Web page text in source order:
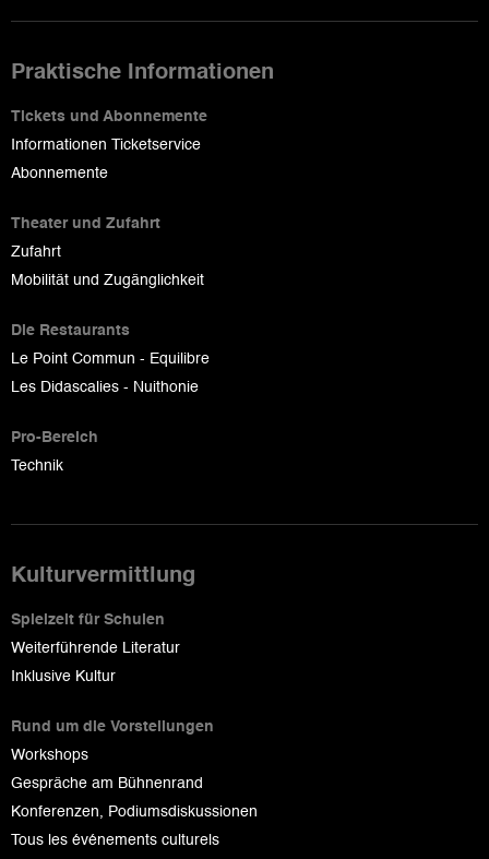
Praktische Informationen
Tickets und Abonnemente
Informationen Ticketservice
Abonnemente
Theater und Zufahrt
Zufahrt
Mobilität und Zugänglichkeit
Die Restaurants
Le Point Commun - Equilibre
Les Didascalies - Nuithonie
Pro-Bereich
Technik
Kulturvermittlung
Spielzeit für Schulen
Weiterführende Literatur
Inklusive Kultur
Rund um die Vorstellungen
Workshops
Gespräche am Bühnenrand
Konferenzen, Podiumsdiskussionen
Tous les événements culturels